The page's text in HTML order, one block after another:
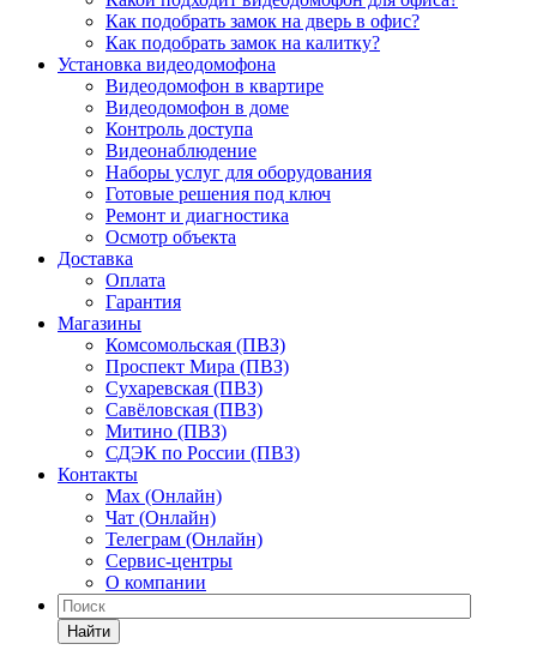
Как подобрать замок на дверь в офис?
Как подобрать замок на калитку?
Установка видеодомофона
Видеодомофон в квартире
Видеодомофон в доме
Контроль доступа
Видеонаблюдение
Наборы услуг для оборудования
Готовые решения под ключ
Ремонт и диагностика
Осмотр объекта
Доставка
Оплата
Гарантия
Магазины
Комсомольская (ПВЗ)
Проспект Мира (ПВЗ)
Сухаревская (ПВЗ)
Савёловская (ПВЗ)
Митино (ПВЗ)
СДЭК по России (ПВЗ)
Контакты
Max (Онлайн)
Чат (Онлайн)
Телеграм (Онлайн)
Сервис-центры
О компании
Найти